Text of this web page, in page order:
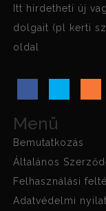
Itt hirdetheti új
dolgait (pl kerti
oldal
Menü
Bemutatkozás
Általános
Felhasználási
Adatvédelmi